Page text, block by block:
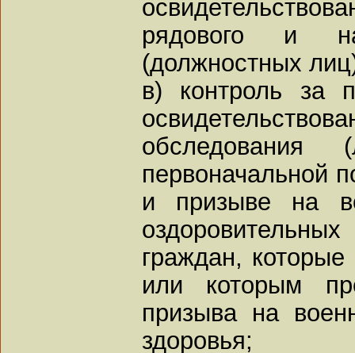
рядового и
(должностных
в) контроль за
обследования
первоначальной
и призыве на
граждан, которые
или которым
призыва на
здоровья;